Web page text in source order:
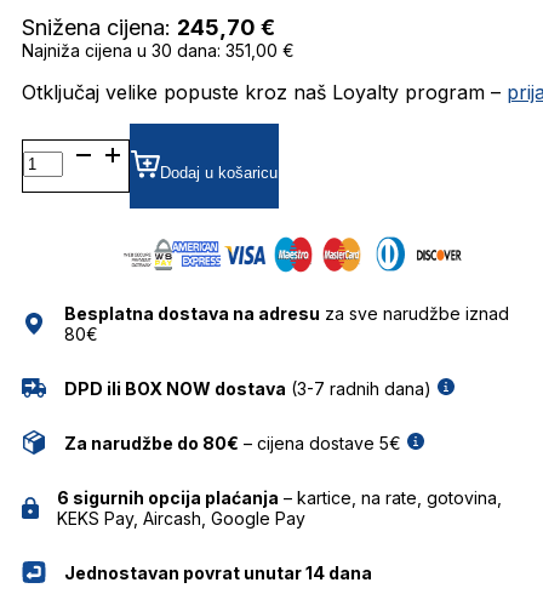
Snižena cijena: 245,70 €
Najniža cijena u 30 dana: 351,00 €
Otključaj velike popuste kroz naš Loyalty program –
GV40045I
ZRCALNE SUNČANE
NAOČALE
Dodaj u košaricu
Besplatna dostava na adresu za sve narudžbe iznad
80€
DPD ili BOX NOW dostava (3-7 radnih dana)
Za narudžbe do 80€ – cijena dostave 5€
6 sigurnih opcija plaćanja – kartice, na rate, gotovina,
KEKS Pay, Aircash, Google Pay
Jednostavan povrat unutar 14 dana